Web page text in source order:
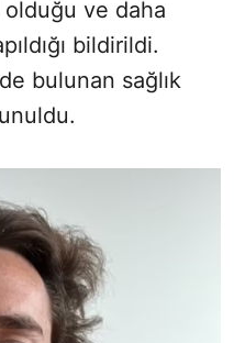
ve daha
bildirildi.
bulunan sağlık